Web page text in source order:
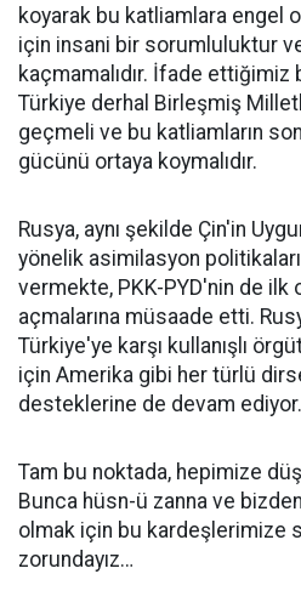
koyarak bu katliamlara engel
için insani bir sorumluluktur
kaçmamalıdır. İfade
Türkiye derhal Birleşmiş
geçmeli ve bu katliamların
gücünü ortaya koymalıdır.
Rusya, aynı şekilde Çin'in
yönelik asimilasyon
vermekte, PKK-PYD'nin de
açmalarına müsaade etti.
Türkiye'ye karşı kullanışlı
için Amerika gibi her türlü
desteklerine de devam ediyor.
Tam bu noktada, hepimize
Bunca hüsn-ü zanna ve
olmak için bu kardeşlerimize
zorundayız…